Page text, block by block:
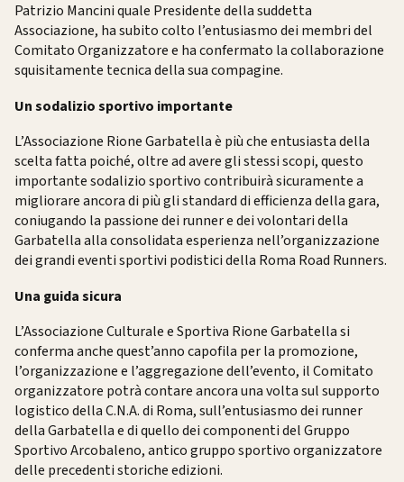
Patrizio Mancini quale Presidente della suddetta
Associazione, ha subito colto l’entusiasmo dei membri del
Comitato Organizzatore e ha confermato la collaborazione
squisitamente tecnica della sua compagine.
Un sodalizio sportivo importante
L’Associazione Rione Garbatella è più che entusiasta della
scelta fatta poiché, oltre ad avere gli stessi scopi, questo
importante sodalizio sportivo contribuirà sicuramente a
migliorare ancora di più gli standard di efficienza della gara,
coniugando la passione dei runner e dei volontari della
Garbatella alla consolidata esperienza nell’organizzazione
dei grandi eventi sportivi podistici della Roma Road Runners.
Una guida sicura
L’Associazione Culturale e Sportiva Rione Garbatella si
conferma anche quest’anno capofila per la promozione,
l’organizzazione e l’aggregazione dell’evento, il Comitato
organizzatore potrà contare ancora una volta sul supporto
logistico della C.N.A. di Roma, sull’entusiasmo dei runner
della Garbatella e di quello dei componenti del Gruppo
Sportivo Arcobaleno, antico gruppo sportivo organizzatore
delle precedenti storiche edizioni.